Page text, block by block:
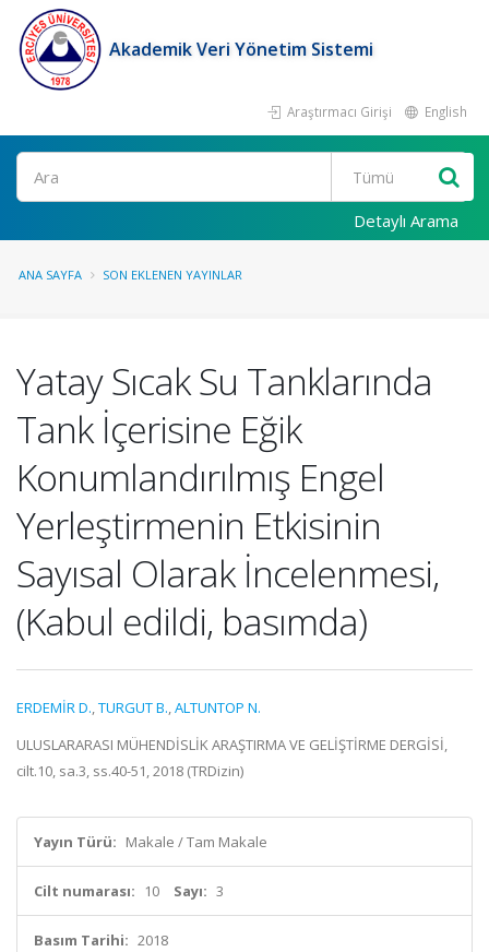
Akademik Veri Yönetim Sistemi
Araştırmacı Girişi English
Ara
Detaylı Arama
ANA SAYFA SON EKLENEN YAYINLAR
Yatay Sıcak Su Tanklarında
Tank İçerisine Eğik
Konumlandırılmış Engel
Yerleştirmenin Etkisinin
Sayısal Olarak İncelenmesi,
(Kabul edildi, basımda)
ERDEMİR D.,TURGUT B.,ALTUNTOP N.
ULUSLARARASI MÜHENDİSLİK ARAŞTIRMA VE GELİŞTİRME DERGİSİ,
cilt.10, sa.3, ss.40-51, 2018 (TRDizin)
Yayın Türü: Makale / Tam Makale
Cilt numarası: 10 Sayı: 3
Basım Tarihi: 2018